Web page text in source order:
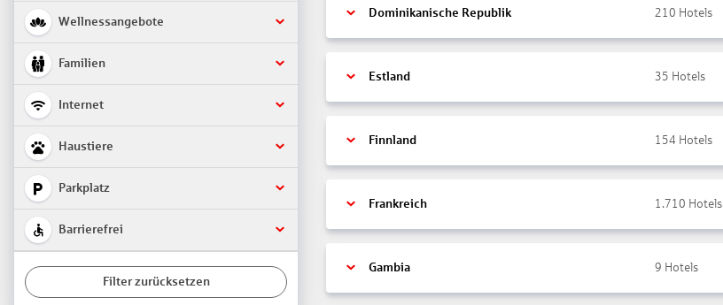
Wellnessangebote
Familien
Internet
Haustiere
Parkplatz
Barrierefrei
Filter zurücksetzen
Dominikanische Republik 210 Hotels
Estland 35 Hotels
Finnland 154 Hotels
Frankreich 1.710 Hotels
Gambia 9 Hotels